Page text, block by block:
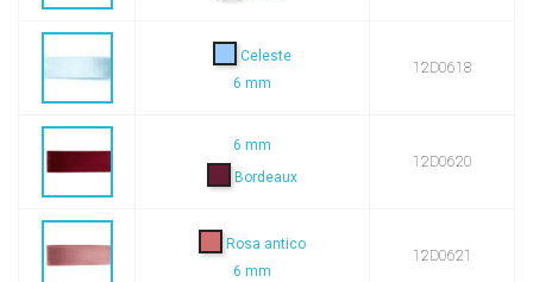
Celeste
6 mm
12D0618
6 mm
Bordeaux
12D0620
Rosa antico
6 mm
12D0621